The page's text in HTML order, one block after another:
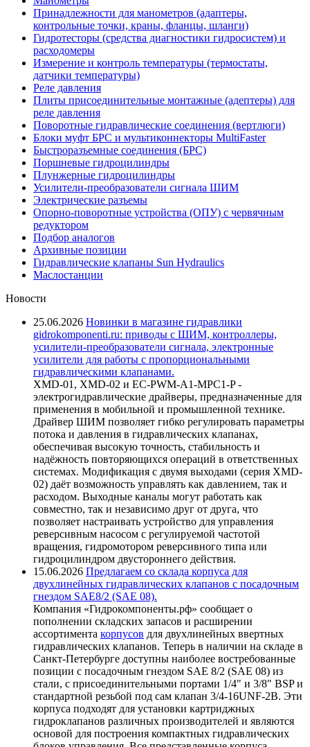
Принадлежности для манометров (адаптеры,
контрольные точки, краны, фланцы, шланги)
Гидротесторы (средства диагностики гидросистем) и
расходомеры
Измерение и контроль температуры (термостаты,
датчики температуры)
Реле давления
Плиты присоединительные монтажные (адептеры) для
реле давления
Поворотные гидравлические соединения (вертлюги)
Блоки муфт БРС и мультиконнекторы MultiFaster
Быстроразъемные соединения (БРС)
Поршневые гидроцилиндры
Плунжерные гидроцилиндры
Усилители-преобразователи сигнала ШИМ
Электрические разъемы
Опорно-поворотные устройства (ОПУ) с червячным
редуктором
Подбор аналогов
Архивные позиции
Гидравлические клапаны Sun Hydraulics
Маслостанции
Новости
25.06.2026 Новинки в магазине гидравлики
gidrokomponenti.ru: приводы с ШИМ, контроллеры,
усилители-преобразователи сигнала, электронные
усилители для работы с пропорциональными
гидравлическими клапанами.
XMD-01, XMD-02 и EC-PWM-A1-MPC1-P -
электрогидравлические драйверы, предназначенные для
применения в мобильной и промышленной технике.
Драйвер ШИМ позволяет гибко регулировать параметры
потока и давления в гидравлических клапанах,
обеспечивая высокую точность, стабильность и
надёжность повторяющихся операций в ответственных
системах. Модификация с двумя выходами (серия XMD-
02) даёт возможность управлять как давлением, так и
расходом. Выходные каналы могут работать как
совместно, так и независимо друг от друга, что
позволяет настраивать устройство для управления
реверсивным насосом с регулируемой частотой
вращения, гидромотором реверсивного типа или
гидроцилиндром двустороннего действия.
15.06.2026 Предлагаем со склада корпуса для
двухлинейных гидравлических клапанов с посадочным
гнездом SAE8/2 (SAE 08).
Компания «Гидрокомпоненты.рф» сообщает о
пополнении складских запасов и расширении
ассортимента корпусов для двухлинейных ввертных
гидравлических клапанов. Теперь в наличии на складе в
Санкт-Петербурге доступны наиболее востребованные
позиции с посадочным гнездом SAE 8/2 (SAE 08) из
стали, с присоединительными портами 1/4" и 3/8" BSP и
стандартной резьбой под сам клапан 3/4-16UNF-2B. Эти
корпуса подходят для установки картриджных
гидроклапанов различных производителей и являются
основой для построения компактных гидравлических